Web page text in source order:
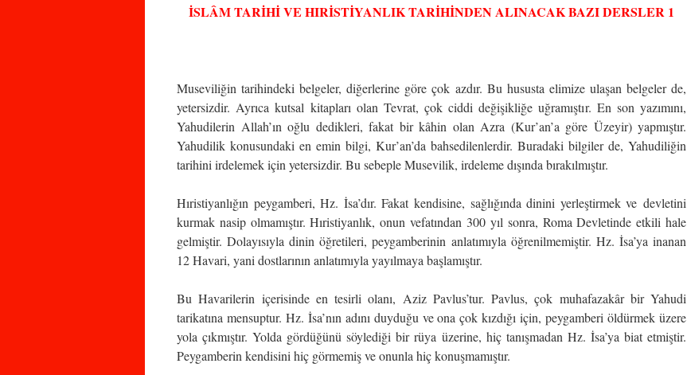
İSLÂM TARİHİ VE HIRİSTİYANLIK TARİHİNDEN ALINACAK BAZI DERSLER 1
Museviliğin tarihindeki belgeler, diğerlerine göre çok azdır. Bu hususta elimize ulaşan belgeler de,
yetersizdir. Ayrıca kutsal kitapları olan Tevrat, çok ciddi değişikliğe uğramıştır. En son yazımını,
Yahudilerin Allah’ın oğlu dedikleri, fakat bir kâhin olan Azra (Kur’an’a göre Üzeyir) yapmıştır.
Yahudilik konusundaki en emin bilgi, Kur’an’da bahsedilenlerdir. Buradaki bilgiler de, Yahudiliğin
tarihini irdelemek için yetersizdir. Bu sebeple Musevilik, irdeleme dışında bırakılmıştır.
Hıristiyanlığın peygamberi, Hz. İsa’dır. Fakat kendisine, sağlığında dinini yerleştirmek ve devletini
kurmak nasip olmamıştır. Hıristiyanlık, onun vefatından 300 yıl sonra, Roma Devletinde etkili hale
gelmiştir. Dolayısıyla dinin öğretileri, peygamberinin anlatımıyla öğrenilmemiştir. Hz. İsa’ya inanan
12 Havari, yani dostlarının anlatımıyla yayılmaya başlamıştır.
Bu Havarilerin içerisinde en tesirli olanı, Aziz Pavlus’tur. Pavlus, çok muhafazakâr bir Yahudi
tarikatına mensuptur. Hz. İsa’nın adını duyduğu ve ona çok kızdığı için, peygamberi öldürmek üzere
yola çıkmıştır. Yolda gördüğünü söylediği bir rüya üzerine, hiç tanışmadan Hz. İsa’ya biat etmiştir.
Peygamberin kendisini hiç görmemiş ve onunla hiç konuşmamıştır.